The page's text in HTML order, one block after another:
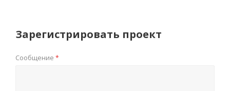
Зарегистрировать проект
Сообщение *